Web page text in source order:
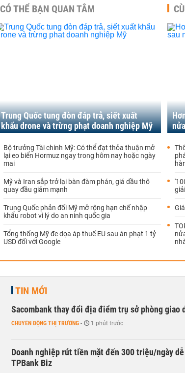
CÓ THỂ BẠN QUAN TÂM
Trung Quốc tung đòn đáp trả, siết xuất
khẩu drone và trừng phạt doanh nghiệp Mỹ
Bộ trưởng Tài chính Mỹ: Có thể đạt thỏa thuận mở
lại eo biển Hormuz ngay trong hôm nay hoặc ngày
mai
Mỹ và Iran sắp trở lại bàn đàm phán, giá dầu thô
quay đầu giảm mạnh
Trung Quốc phản đối Mỹ mở rộng hạn chế nhập
khẩu robot vì lý do an ninh quốc gia
Tổng thống Mỹ đe dọa áp thuế EU sau án phạt 1 tỷ
USD đối với Google
TIN MỚI
Sacombank thay đổi địa điểm trụ sở phòng giao
CHUYỂN ĐỘNG THỊ TRƯỜNG - 1 phút trước
Doanh nghiệp rút tiền mặt đến 300 triệu/ngày
TPBank Biz